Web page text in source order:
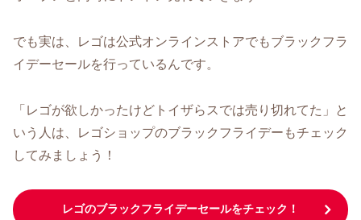
でも実は、レゴは公式オンラインストアでもブラックフラ
イデーセールを行っているんです。
「レゴが欲しかったけどトイザらスでは売り切れてた」と
いう人は、レゴショップのブラックフライデーもチェック
してみましょう！
レゴのブラックフライデーセールをチェック！